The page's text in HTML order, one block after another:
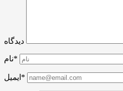
دیدگاه
نام*
ایمیل*